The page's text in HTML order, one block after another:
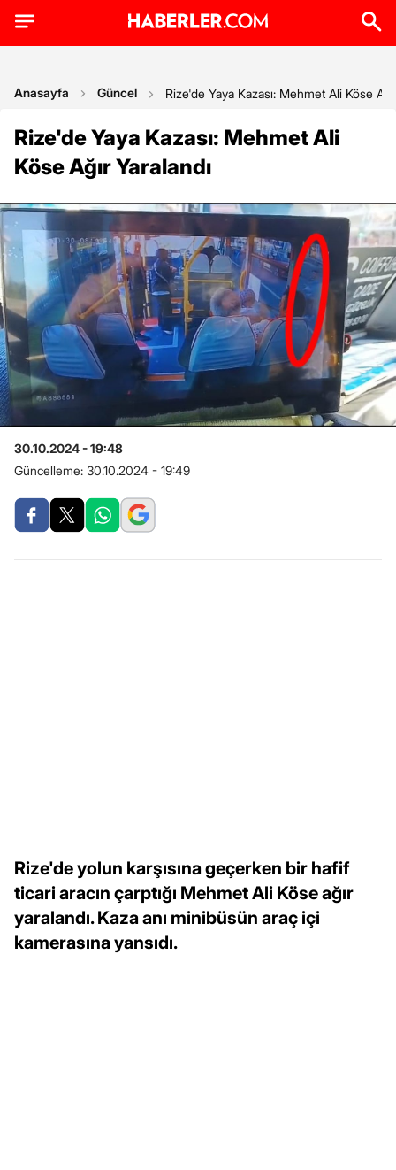
Anasayfa Güncel Rize'de Yaya Kazası: Mehmet Ali Köse
Rize'de Yaya Kazası: Mehmet Ali
Köse Ağır Yaralandı
30.10.2024 - 19:48
Güncelleme: 30.10.2024 - 19:49
Rize'de yolun karşısına geçerken bir hafif
ticari aracın çarptığı Mehmet Ali Köse ağır
yaralandı. Kaza anı minibüsün araç içi
kamerasına yansıdı.